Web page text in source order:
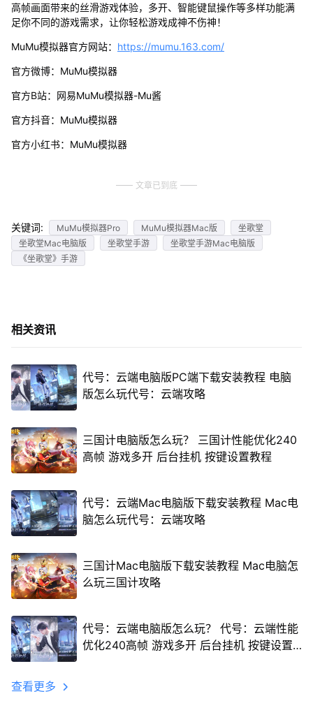
高帧画面带来的丝滑游戏体验，多开、智能键鼠操作等多样功能满
足你不同的游戏需求，让你轻松游戏成神不伤神！
MuMu模拟器官方网站： https://mumu.163.com/
官方微博：MuMu模拟器
官方B站：网易MuMu模拟器-Mu酱
官方抖音：MuMu模拟器
官方小红书：MuMu模拟器
文章已到底
关键词: MuMu模拟器Pro MuMu模拟器Mac版
坐歌堂
坐歌堂Mac电脑版
坐歌堂手游
坐歌堂手游Mac电脑版
《坐歌堂》手游
相关资讯
代号：云端电脑版PC端下载安装教程 电脑
版怎么玩代号：云端攻略
三国计电脑版怎么玩？ 三国计性能优化240
高帧 游戏多开 后台挂机 按键设置教程
代号：云端Mac电脑版下载安装教程 Mac电
脑怎么玩代号：云端攻略
三国计Mac电脑版下载安装教程 Mac电脑怎
么玩三国计攻略
代号：云端电脑版怎么玩？ 代号：云端性能
优化240高帧 游戏多开 后台挂机 按键设置
查看更多